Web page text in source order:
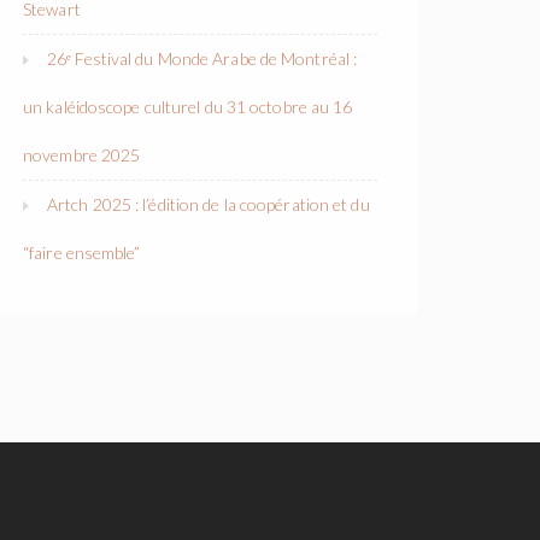
Stewart
26ᵉ Festival du Monde Arabe de Montréal :
un kaléidoscope culturel du 31 octobre au 16
novembre 2025
Artch 2025 : l’édition de la coopération et du
“faire ensemble”